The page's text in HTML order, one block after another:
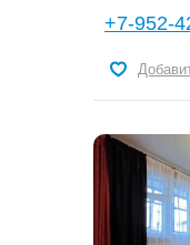
+7-952-